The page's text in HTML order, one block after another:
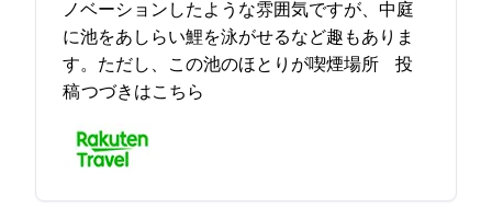
ノベーションしたような雰囲気ですが、中庭
に池をあしらい鯉を泳がせるなど趣もありま
す。ただし、この池のほとりが喫煙場所… 2021-10-17 16:02:15投
稿つづきはこちら